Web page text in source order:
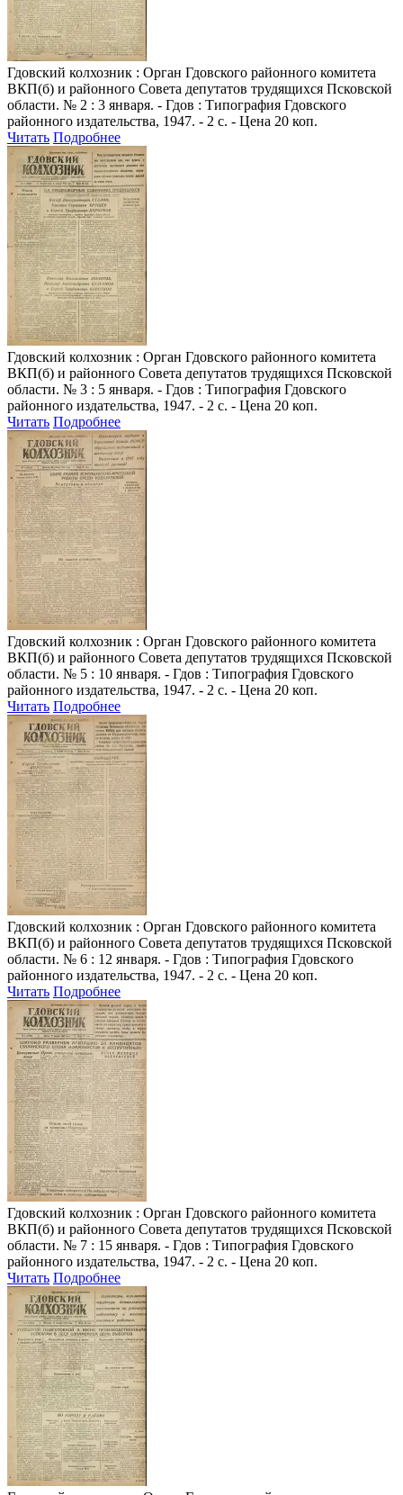
Гдовский колхозник : Орган Гдовского районного комитета
ВКП(б) и районного Совета депутатов трудящихся Псковской
области. № 2 : 3 января. - Гдов : Типография Гдовского
районного издательства, 1947. - 2 с. - Цена 20 коп.
Читать Подробнее
Гдовский колхозник : Орган Гдовского районного комитета
ВКП(б) и районного Совета депутатов трудящихся Псковской
области. № 3 : 5 января. - Гдов : Типография Гдовского
районного издательства, 1947. - 2 с. - Цена 20 коп.
Читать Подробнее
Гдовский колхозник : Орган Гдовского районного комитета
ВКП(б) и районного Совета депутатов трудящихся Псковской
области. № 5 : 10 января. - Гдов : Типография Гдовского
районного издательства, 1947. - 2 с. - Цена 20 коп.
Читать Подробнее
Гдовский колхозник : Орган Гдовского районного комитета
ВКП(б) и районного Совета депутатов трудящихся Псковской
области. № 6 : 12 января. - Гдов : Типография Гдовского
районного издательства, 1947. - 2 с. - Цена 20 коп.
Читать Подробнее
Гдовский колхозник : Орган Гдовского районного комитета
ВКП(б) и районного Совета депутатов трудящихся Псковской
области. № 7 : 15 января. - Гдов : Типография Гдовского
районного издательства, 1947. - 2 с. - Цена 20 коп.
Читать Подробнее